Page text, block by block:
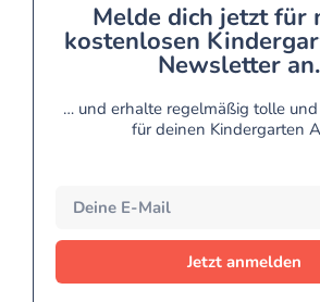
Melde dich jetzt für
kostenlosen
Newsletter
… und erhalte regelmäßig tolle
für deinen Kindergarten
Jetzt anmelden